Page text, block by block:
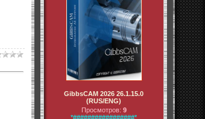
GibbsCAM 2026 26.1.15.0
(RUS/ENG)
Просмотров: 9
*#################*